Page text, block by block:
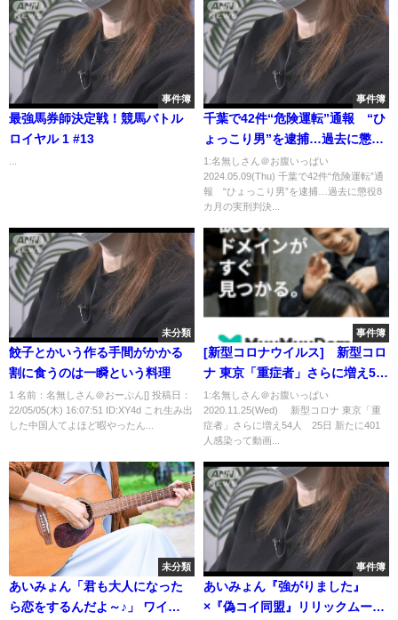
事件簿
最強馬券師決定戦！競馬バトル
ロイヤル 1 #13
事件簿
千葉で42件“危険運転”通報 “ひ
ょっこり男”を逮捕…過去に懲役
8カ月の実刑判決【報道ステーシ
ョン】(2024年5月9日)
1:名無しさん＠お腹いっぱい
2024.05.09(Thu) 千葉で42件“危険運転”通
報 “ひょっこり男”を逮捕…過去に懲役8
カ月の実刑判決...
未分類
餃子とかいう作る手間がかかる
割に食うのは一瞬という料理
1 名前：名無しさん＠おーぷん[] 投稿日：
22/05/05(木) 16:07:51 ID:XY4d これ生み出
した中国人てよほど暇やったん...
事件簿
[新型コロナウイルス] 新型コロ
ナ 東京「重症者」さらに増え54
人 25日 新たに401人感染
1:名無しさん＠お腹いっぱい
2020.11.25(Wed) 新型コロナ 東京「重
症者」さらに増え54人 25日 新たに401
人感染って動画...
未分類
あいみょん「君も大人になった
ら恋をするんだよ～♪」 ワイ
事件簿
あいみょん『強がりました』
×『偽コイ同盟』リリックムービ